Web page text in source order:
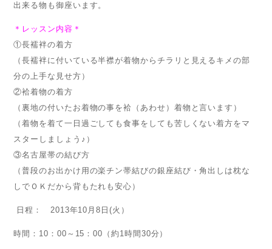
出来る物も御座います。
＊レッスン内容＊
①長襦袢の着方
（長襦袢に付いている半襟が着物からチラリと見えるキメの部
分の上手な見せ方）
②袷着物の着方
（裏地の付いたお着物の事を袷（あわせ）着物と言います）
（着物を着て一日過ごしても食事をしても苦しくない着方をマ
スターしましょう♪）
③名古屋帯の結び方
（普段のお出かけ用の楽チン帯結びの銀座結び・角出しは枕な
しでＯＫだから背もたれも安心）
日程： 2013年10月8日(火）
時間：10：00～15：00（約1時間30分）